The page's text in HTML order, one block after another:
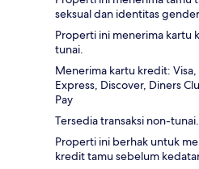
seksual dan identitas
Properti ini menerima kartu
tunai.
Menerima kartu kredit:
Express, Discover, Diners
Pay
Tersedia transaksi non-tunai.
Properti ini berhak untuk
kredit tamu sebelum